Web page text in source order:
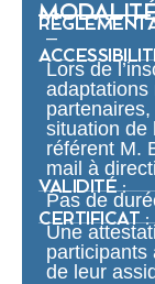
–
Lors de
adaptations
situation de
référent M.
mail à
VALIDITÉ :
Pas de
CERTIFICAT :
Une
participants
de leur